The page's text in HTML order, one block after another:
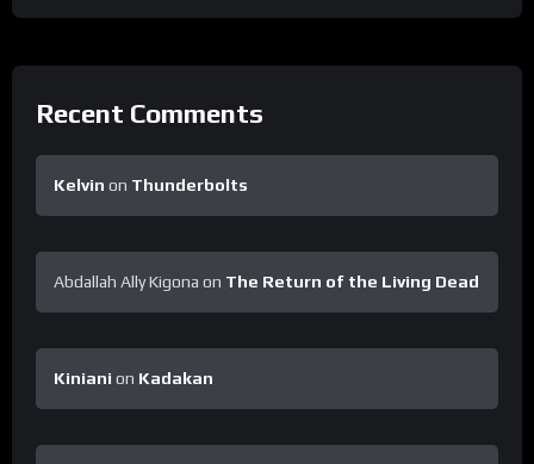
Recent Comments
Kelvin on Thunderbolts
Abdallah Ally Kigona on The Return of the Living Dead
Kiniani on Kadakan